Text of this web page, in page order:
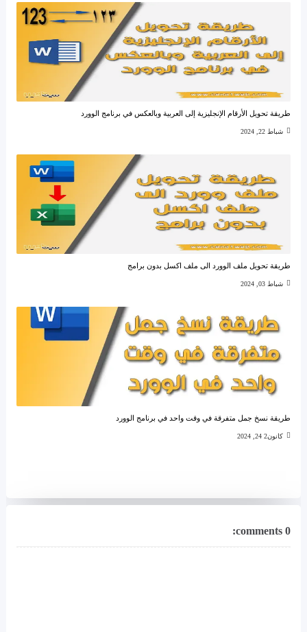
طريقة تحويل الأرقام الإنجليزية إلى العربية وبالعكس في برنامج الوورد
شباط 22, 2024
طريقة تحويل ملف الوورد الى ملف اكسل بدون برامج
شباط 03, 2024
طريقة نسخ جمل متفرقة في وقت واحد في برنامج الوورد
كانون2 24, 2024
0 comments: